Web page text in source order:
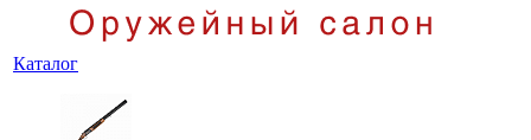
Каталог